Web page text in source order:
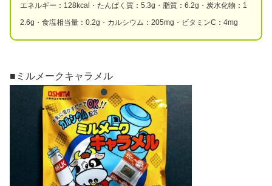
エネルギー：128kcal・たんぱく質：5.3g・脂質：6.2g・炭水化物：1
2.6g・食塩相当量：0.2g・カルシウム：205mg・ビタミンC：4mg
■ミルメークキャラメル